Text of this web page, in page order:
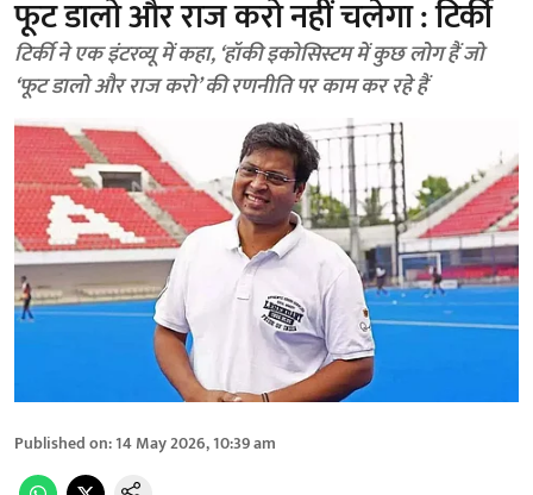
फूट डालो और राज करो नहीं चलेगा : टिर्की
टिर्की ने एक इंटरव्यू में कहा, ‘हॉकी इकोसिस्टम में कुछ लोग हैं जो
‘फूट डालो और राज करो’ की रणनीति पर काम कर रहे हैं
Published on:14 May 2026, 10:39 am